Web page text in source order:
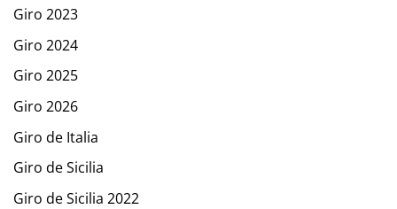
Giro 2023
Giro 2024
Giro 2025
Giro 2026
Giro de Italia
Giro de Sicilia
Giro de Sicilia 2022